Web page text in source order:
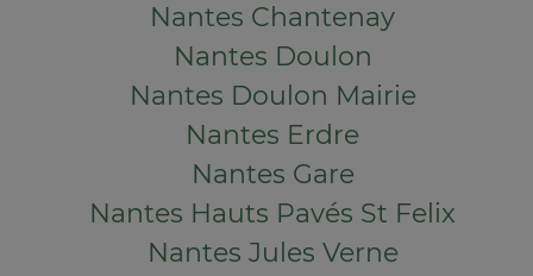
Nantes Chantenay
Nantes Doulon
Nantes Doulon Mairie
Nantes Erdre
Nantes Gare
Nantes Hauts Pavés St Felix
Nantes Jules Verne